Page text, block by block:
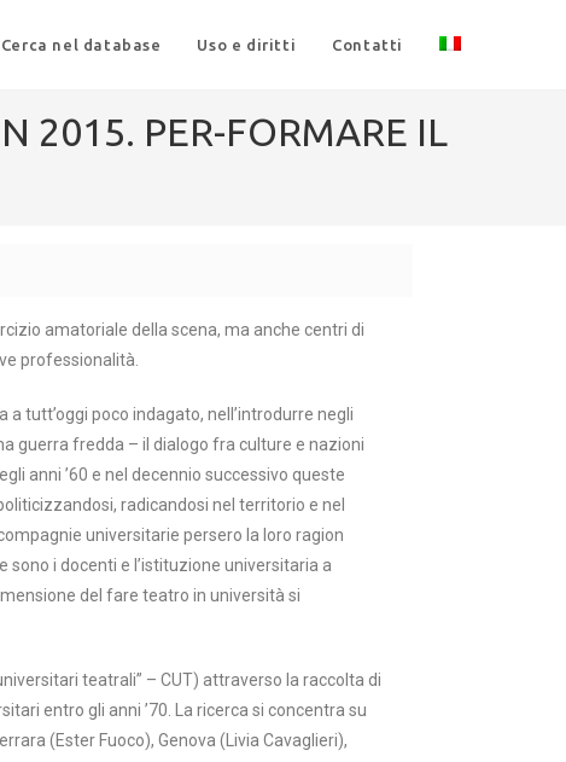
Cerca nel database Uso e diritti Contatti
2015. PER-FORMARE IL
amatoriale della scena, ma anche centri di
professionalità.
tutt’oggi poco indagato, nell’introdurre negli
guerra fredda – il dialogo fra culture e nazioni
anni ’60 e nel decennio successivo queste
radicandosi nel territorio e nel
universitarie persero la loro ragion
i docenti e l’istituzione universitaria a
del fare teatro in università si
teatrali” – CUT) attraverso la raccolta di
entro gli anni ’70. La ricerca si concentra su
(Ester Fuoco), Genova (Livia Cavaglieri),